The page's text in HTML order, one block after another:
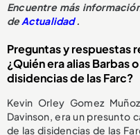
Encuentre más
deActualidad.
Preguntas y respuestas
¿Quién era alias Barbas
disidencias de las Farc?
Kevin Orley Gomez
Davinson, era un presunto
de las disidencias de las